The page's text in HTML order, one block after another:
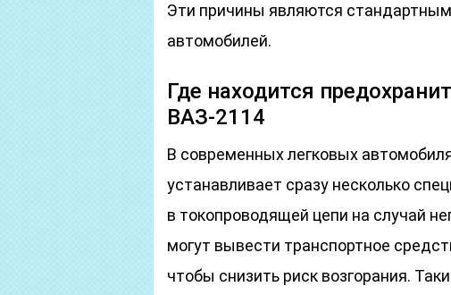
Эти причины являются
автомобилей.
Где находится
ВАЗ-2114
В современных легковых
устанавливает сразу несколько
в токопроводящей цепи на случай
могут вывести транспортное
чтобы снизить риск возгорания.